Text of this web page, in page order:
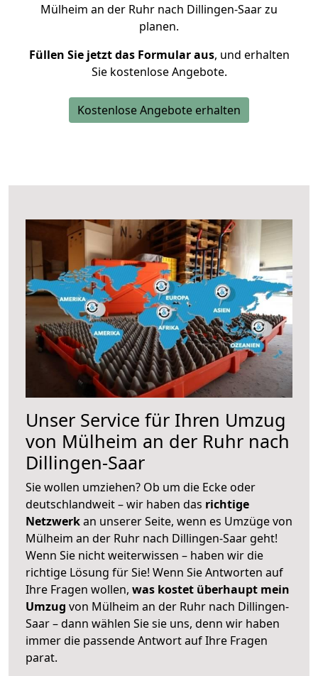
Mülheim an der Ruhr nach Dillingen-Saar zu
planen.
Füllen Sie jetzt das Formular aus, und erhalten
Sie kostenlose Angebote.
Kostenlose Angebote erhalten
Unser Service für Ihren Umzug
von Mülheim an der Ruhr nach
Dillingen-Saar
Sie wollen umziehen? Ob um die Ecke oder
deutschlandweit – wir haben das richtige
Netzwerkan unserer Seite, wenn es Umzüge von
Mülheim an der Ruhr nach Dillingen-Saar geht!
Wenn Sie nicht weiterwissen – haben wir die
richtige Lösung für Sie! Wenn Sie Antworten auf
Ihre Fragen wollen, was kostet überhaupt mein
Umzug von Mülheim an der Ruhr nach Dillingen-
Saar – dann wählen Sie sie uns, denn wir haben
immer die passende Antwort auf Ihre Fragen
parat.